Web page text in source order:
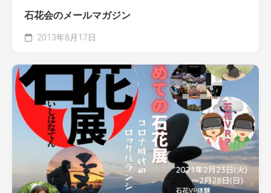
石花会のメールマガジン
2013年8月17日